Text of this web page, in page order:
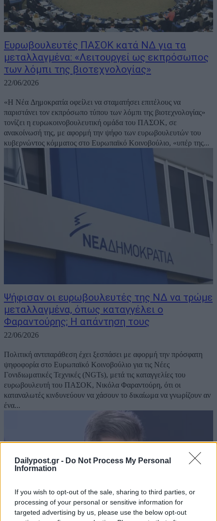
Dailypost.gr - Do Not Process My Personal
Information
If you wish to opt-out of the sale, sharing to third parties, or
processing of your personal or sensitive information for
targeted advertising by us, please use the below opt-out
Ευρωβουλευτές ΠΑΣΟΚ κατά ΝΔ για τα
μεταλλαγμένα: «Λειτουργεί ως εκπρόσωπος
των λόμπι της βιοτεχνολογίας»
22/06/2026
«Η Νέα Δημοκρατία οφείλει να σταματήσει επιτέλους να
παριστάνει τον εκπρόσωπο τύπου των λόμπι της βιοτεχνολογίας»
τονίζει η ευρωκοινοβουλευτική ομάδα του ΠΑΣΟΚ, σε
ανακοίνωσή της, με αφορμή την ψήφο των ευρωβουλευτών του
κυβερνώντος κόμματος στο Ευρωπαϊκό Κοινοβούλιο, «υπέρ της...
Ψήφισαν οι ευρωβουλευτές της ΝΔ να τρώμε
μεταλλαγμένα, όπως καταγγέλει ο
Φαραντούρης; Η απάντηση τους
22/06/2026
Πολιτική αντιπαράθεση έχει ξεσπάσει με αφορμή την πρόσφατη
ψηφοφορία στο Ευρωπαϊκό Κοινοβούλιο για τις Νέες
Γονιδιωματικές Τεχνικές (NGTs), μετά τις καταγγελίες του
ευρωβουλευτή του ΠΑΣΟΚ, Νικόλα Φαραντούρη, ότι οι
καταναλωτές κινδυνεύουν να χάσουν το δικαίωμα να γνωρίζουν αν
ένα...